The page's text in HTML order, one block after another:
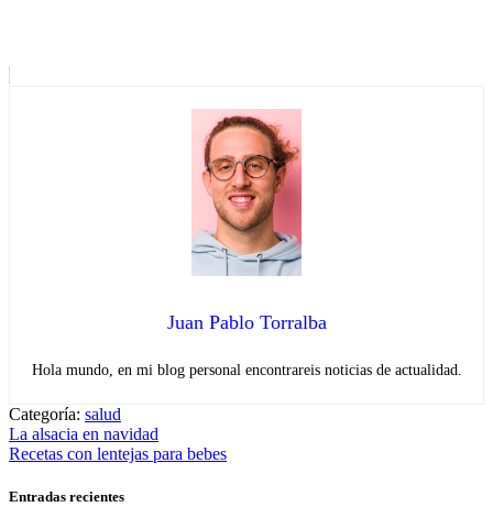
Juan Pablo Torralba
Hola mundo, en mi blog personal encontrareis noticias de actualidad.
Categoría: salud
Navegación
de
entradas
Entrada
anterior:
La alsacia en navidad
Entrada
Recetas con lentejas para bebes
Entradas recientes